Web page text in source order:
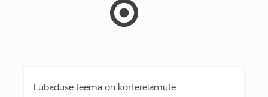
Lubaduse teema on korterelamute